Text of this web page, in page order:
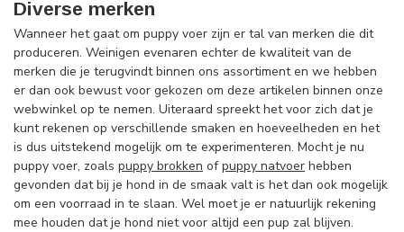
Diverse merken
Wanneer het gaat om puppy voer zijn er tal van merken die dit
produceren. Weinigen evenaren echter de kwaliteit van de
merken die je terugvindt binnen ons assortiment en we hebben
er dan ook bewust voor gekozen om deze artikelen binnen onze
webwinkel op te nemen. Uiteraard spreekt het voor zich dat je
kunt rekenen op verschillende smaken en hoeveelheden en het
is dus uitstekend mogelijk om te experimenteren. Mocht je nu
puppy voer, zoals puppy brokken ofpuppy natvoer hebben
gevonden dat bij je hond in de smaak valt is het dan ook mogelijk
om een voorraad in te slaan. Wel moet je er natuurlijk rekening
mee houden dat je hond niet voor altijd een pup zal blijven.